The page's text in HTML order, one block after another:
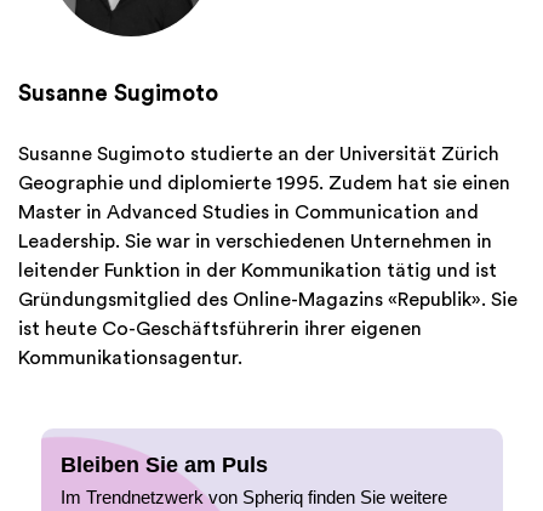
Susanne Sugimoto
Susanne Sugimoto studierte an der Universität Zürich
Geographie und diplomierte 1995. Zudem hat sie einen
Master in Advanced Studies in Communication and
Leadership. Sie war in verschiedenen Unternehmen in
leitender Funktion in der Kommunikation tätig und ist
Gründungsmitglied des Online-Magazins «Republik». Sie
ist heute Co-Geschäftsführerin ihrer eigenen
Kommunikationsagentur.
Bleiben Sie am Puls
Im Trendnetzwerk von Spheriq finden Sie weitere